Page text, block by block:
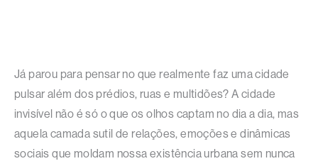
Já parou para pensar no que realmente faz uma cidade
pulsar além dos prédios, ruas e multidões? A cidade
invisível não é só o que os olhos captam no dia a dia, mas
aquela camada sutil de relações, emoções e dinâmicas
sociais que moldam nossa existência urbana sem nunca